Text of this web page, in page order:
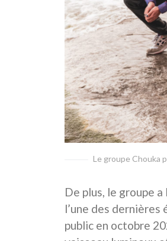
Le groupe Chouka
De plus, le groupe
l’une des
public en octobre